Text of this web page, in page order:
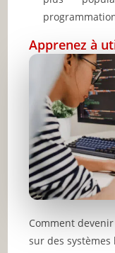
Apprenez à
Comment
sur des systèmes